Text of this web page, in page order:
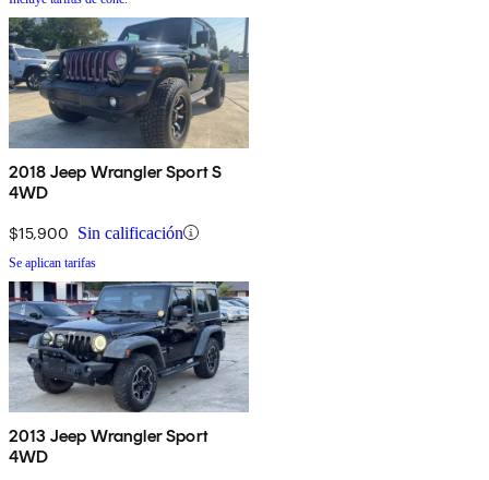
2018 Jeep Wrangler Sport S
4WD
$15,900 Sin calificación
Se aplican tarifas
2013 Jeep Wrangler Sport
4WD